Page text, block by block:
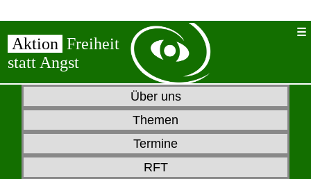
Aktion Freiheit
statt Angst
Über uns
Themen
Termine
RFT